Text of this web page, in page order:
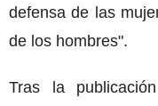
defensa de las
de los hombres".
Tras la